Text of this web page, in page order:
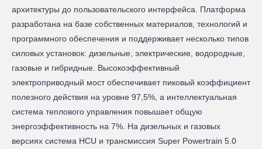
архитектуры до пользовательского интерфейса. Платформа
разработана на базе собственных материалов, технологий и
программного обеспечения и поддерживает несколько типов
силовых установок: дизельные, электрические, водородные,
газовые и гибридные. Высокоэффективный
электроприводный мост обеспечивает пиковый коэффициент
полезного действия на уровне 97,5%, а интеллектуальная
система теплового управления повышает общую
энергоэффективность на 7%. На дизельных и газовых
версиях система HCU и трансмиссия Super Powertrain 5.0